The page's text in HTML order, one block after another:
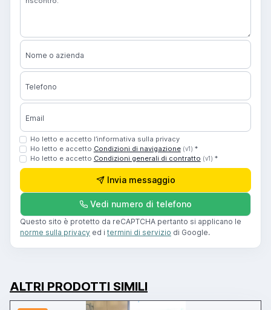
Nome o azienda
Telefono
Email
Ho letto e accetto l’informativa sulla privacy
Ho letto e accetto Condizioni di navigazione (v1) *
Ho letto e accetto Condizioni generali di contratto (v1) *
Invia messaggio
Vedi numero di telefono
Questo sito è protetto da reCAPTCHA pertanto si applicano le
norme sulla privacy ed i termini di servizio di Google.
ALTRI PRODOTTI SIMILI